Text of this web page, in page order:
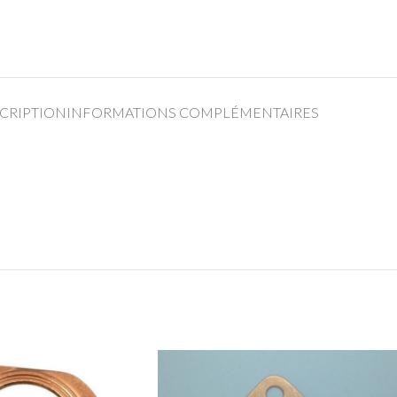
INFORMATIONS COMPLÉMENTAIRES